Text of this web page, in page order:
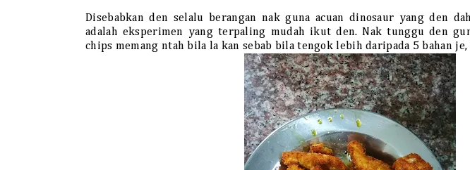
Disebabkan den selalu berangan nak guna acuan dinosaur yang den
adalah eksperimen yang terpaling mudah ikut den. Nak tunggu den
chips memang ntah bila la kan sebab bila tengok lebih daripada 5 bahan